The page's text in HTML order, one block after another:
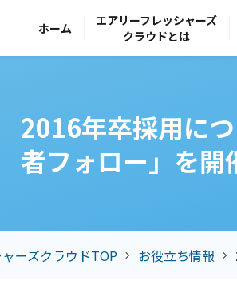
ホーム エアリーフレッシャーズ
クラウドとは
2016年卒採用に
者フォロー」を開
ーズクラウドTOP お役立ち情報